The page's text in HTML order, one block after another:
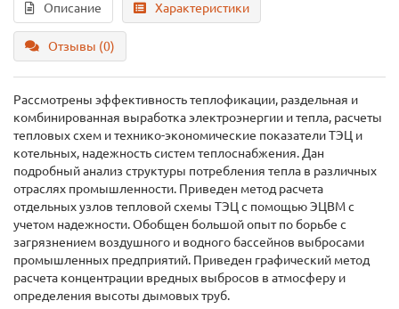
Описание Характеристики
Отзывы (0)
Рассмотрены эффективность теплофикации, раздельная и
комбинированная выработка электроэнергии и тепла, расчеты
тепловых схем и технико-экономические показатели ТЭЦ и
котельных, надежность систем теплоснабжения. Дан
подробный анализ структуры потребления тепла в различных
отраслях промышленности. Приведен метод расчета
отдельных узлов тепловой схемы ТЭЦ с помощью ЭЦВМ с
учетом надежности. Обобщен большой опыт по борьбе с
загрязнением воздушного и водного бассейнов выбросами
промышленных предприятий. Приведен графический метод
расчета концентрации вредных выбросов в атмосферу и
определения высоты дымовых труб.